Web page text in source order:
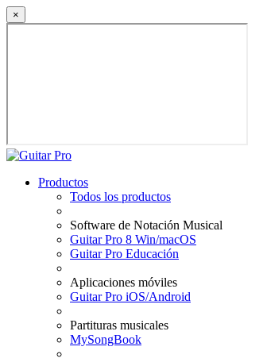
×
Productos
Todos los productos
Software de Notación Musical
Guitar Pro 8 Win/macOS
Guitar Pro Educación
Aplicaciones móviles
Guitar Pro iOS/Android
Partituras musicales
MySongBook